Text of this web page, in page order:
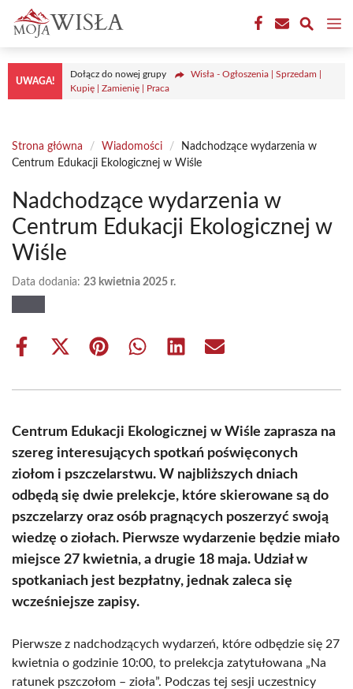
Przejdź
treści
UWAGA!
Dołącz do nowej grupy
Wisła - Ogłoszenia | Sprzedam |
Kupię | Zamienię | Praca
Strona główna / Wiadomości /
Nadchodzące wydarzenia w
Centrum Edukacji Ekologicznej w Wiśle
Nadchodzące wydarzenia w
Centrum Edukacji Ekologicznej w
Wiśle
Data dodania: 23 kwietnia 2025 r.
Share
Share
(Twitter)
Share Share Share Share
Centrum Edukacji Ekologicznej w Wiśle zaprasza na
szereg interesujących spotkań poświęconych
ziołom i pszczelarstwu. W najbliższych dniach
odbędą się dwie prelekcje, które skierowane są do
pszczelarzy oraz osób pragnących poszerzyć swoją
wiedzę o ziołach. Pierwsze wydarzenie będzie miało
miejsce 27 kwietnia, a drugie 18 maja. Udział w
spotkaniach jest bezpłatny, jednak zaleca się
wcześniejsze zapisy.
Pierwsze z nadchodzących wydarzeń, które odbędzie się 27
kwietnia o godzinie 10:00, to prelekcja zatytułowana „Na
ratunek pszczołom – zioła”. Podczas tej sesji uczestnicy